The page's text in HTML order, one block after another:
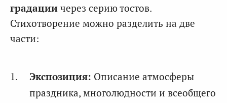
градации через серию тостов.
Стихотворение можно разделить на две
части:
Экспозиция: Описание атмосферы
праздника, многолюдности и всеобщего